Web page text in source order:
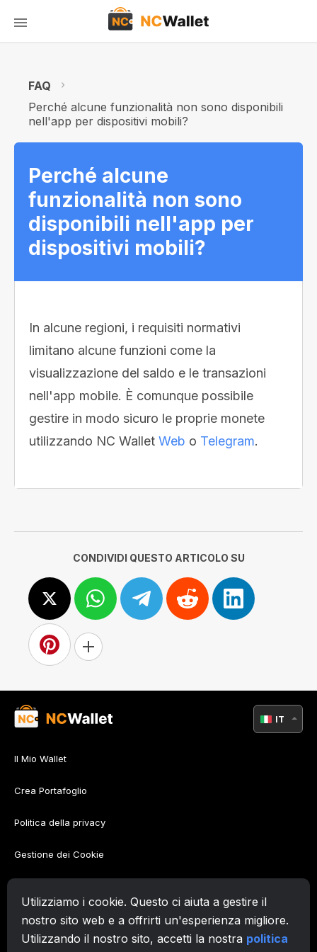
Utilizziamo i cookie. Questo ci aiuta a gestire il
nostro sito web e a offrirti un'esperienza migliore.
Utilizzando il nostro sito, accetti la nostra politica
FAQ
Perché alcune funzionalità non sono disponibili
nell'app per dispositivi mobili?
Perché alcune
funzionalità non sono
disponibili nell'app per
dispositivi mobili?
In alcune regioni, i requisiti normativi
limitano alcune funzioni come la
visualizzazione del saldo e le transazioni
nell'app mobile. È comunque possibile
gestire in modo sicuro le proprie monete
utilizzando NC Wallet Web o Telegram.
CONDIVIDI QUESTO ARTICOLO SU
Il Mio Wallet
Crea Portafoglio
Politica della privacy
Gestione dei Cookie
Condizioni d'uso
IT